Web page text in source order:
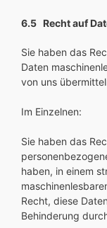
6.5 Recht auf
Sie haben das
Daten
von uns
Im Einzelnen:
Sie haben das
haben, in einem
Recht, diese
Behinderung